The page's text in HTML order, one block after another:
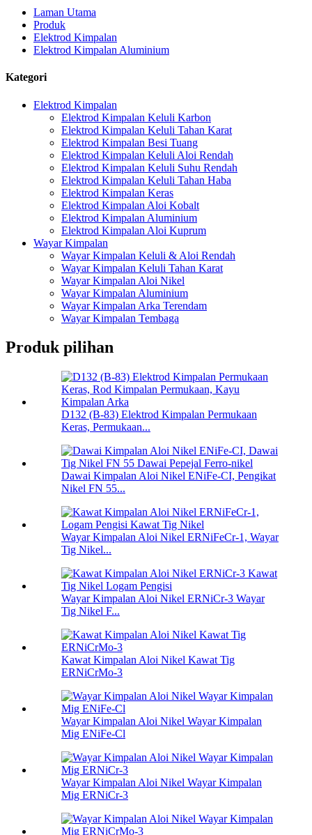
Laman Utama
Produk
Elektrod Kimpalan
Elektrod Kimpalan Aluminium
Kategori
Elektrod Kimpalan
Elektrod Kimpalan Keluli Karbon
Elektrod Kimpalan Keluli Tahan Karat
Elektrod Kimpalan Besi Tuang
Elektrod Kimpalan Keluli Aloi Rendah
Elektrod Kimpalan Keluli Suhu Rendah
Elektrod Kimpalan Keluli Tahan Haba
Elektrod Kimpalan Keras
Elektrod Kimpalan Aloi Kobalt
Elektrod Kimpalan Aluminium
Elektrod Kimpalan Aloi Kuprum
Wayar Kimpalan
Wayar Kimpalan Keluli & Aloi Rendah
Wayar Kimpalan Keluli Tahan Karat
Wayar Kimpalan Aloi Nikel
Wayar Kimpalan Aluminium
Wayar Kimpalan Arka Terendam
Wayar Kimpalan Tembaga
Produk pilihan
D132 (B-83) Elektrod Kimpalan Permukaan
Keras, Permukaan...
Dawai Kimpalan Aloi Nikel ENiFe-CI, Pengikat
Nikel FN 55...
Wayar Kimpalan Aloi Nikel ERNiFeCr-1, Wayar
Tig Nikel...
Wayar Kimpalan Aloi Nikel ERNiCr-3 Wayar
Tig Nikel F...
Kawat Kimpalan Aloi Nikel Kawat Tig
ERNiCrMo-3
Wayar Kimpalan Aloi Nikel Wayar Kimpalan
Mig ENiFe-Cl
Wayar Kimpalan Aloi Nikel Wayar Kimpalan
Mig ERNiCr-3